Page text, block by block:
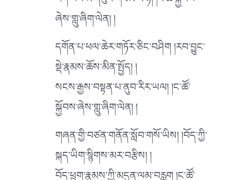
ཞེས་གླུ་ཞིག་ལེན། །
དགོན་པ་ཕལ་ཆེར་གཏོར་ཅིང་བཤིག །རབ་བྱུང་
སྡེ་རྣམས་ཆོས་མིན་སྤྱོད། །
སངས་རྒྱས་བསྟན་པ་ནུབ་རིར་ཡལ། །ང་ཚོ་
སྐྱོབས་ཞེས་གླུ་ཞིག་ལེན། །
གཞན་གྱི་བཙན་གནོན་སློབ་གསོ་ཡིས། །བོད་ཀྱི་
སྐད་ཡིག་སྙིགས་མར་བརྩིས། །